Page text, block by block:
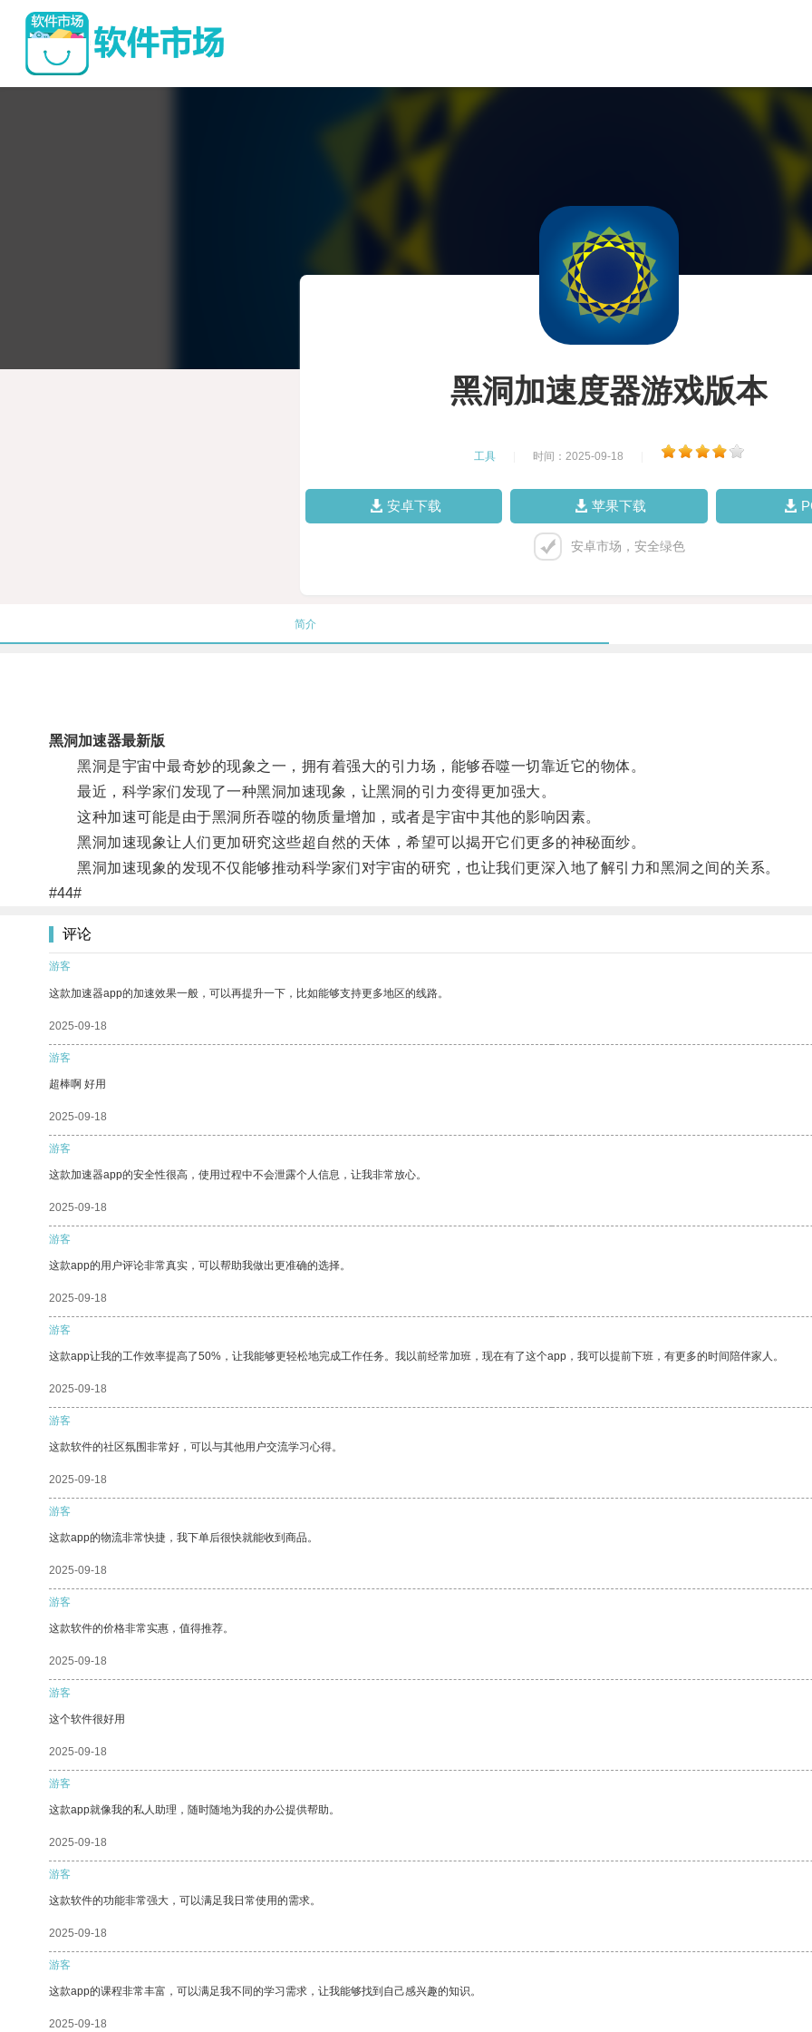
黑洞加速度器游戏版本
工具 时间：2025-09-18
安卓下载 苹果下载
安卓市场，安全绿色
简介
黑洞加速器最新版
黑洞是宇宙中最奇妙的现象之一，拥有着强大的引力场，能够吞噬一切靠近它的物体。
最近，科学家们发现了一种黑洞加速现象，让黑洞的引力变得更加强大。
这种加速可能是由于黑洞所吞噬的物质量增加，或者是宇宙中其他的影响因素。
黑洞加速现象让人们更加研究这些超自然的天体，希望可以揭开它们更多的神秘面纱。
黑洞加速现象的发现不仅能够推动科学家们对宇宙的研究，也让我们更深入地了解引力和黑洞之间的关系。
#44#
评论
游客
这款加速器app的加速效果一般，可以再提升一下，比如能够支持更多地区的线路。
2025-09-18
游客
超棒啊 好用
2025-09-18
游客
这款加速器app的安全性很高，使用过程中不会泄露个人信息，让我非常放心。
2025-09-18
游客
这款app的用户评论非常真实，可以帮助我做出更准确的选择。
2025-09-18
游客
这款app让我的工作效率提高了50%，让我能够更轻松地完成工作任务。我以前经常加班，现在有了这个app，我可以提前下班，有更多的时间陪伴家人。
2025-09-18
游客
这款软件的社区氛围非常好，可以与其他用户交流学习心得。
2025-09-18
游客
这款app的物流非常快捷，我下单后很快就能收到商品。
2025-09-18
游客
这款软件的价格非常实惠，值得推荐。
2025-09-18
游客
这个软件很好用
2025-09-18
游客
这款app就像我的私人助理，随时随地为我的办公提供帮助。
2025-09-18
游客
这款软件的功能非常强大，可以满足我日常使用的需求。
2025-09-18
游客
这款app的课程非常丰富，可以满足我不同的学习需求，让我能够找到自己感兴趣的知识。
2025-09-18